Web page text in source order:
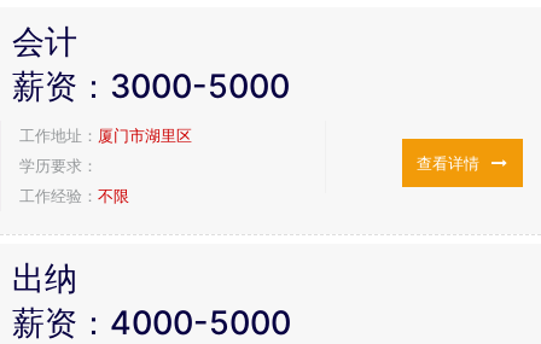
会计
薪资： 3000-5000
工作地址： 厦门市湖里区
学历要求：
工作经验： 不限
查看详情
出纳
薪资： 4000-5000